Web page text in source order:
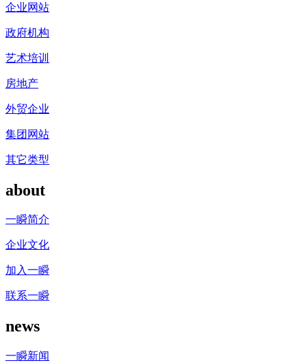
企业网站
政府机构
艺术培训
房地产
外贸企业
集团网站
其它类型
about
一瞬简介
企业文化
加入一瞬
联系一瞬
news
一瞬新闻